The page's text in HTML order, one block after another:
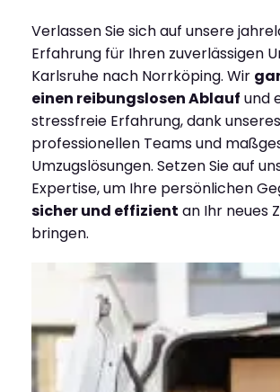
Verlassen Sie sich auf unsere
Erfahrung für Ihren zuverlässigen
Karlsruhe nach Norrköping. Wir
einen reibungslosen Ablauf und
stressfreie Erfahrung, dank unseres
professionellen Teams und
Umzugslösungen. Setzen Sie auf
Expertise, um Ihre persönlichen
sicher und effizient an Ihr neues
bringen.